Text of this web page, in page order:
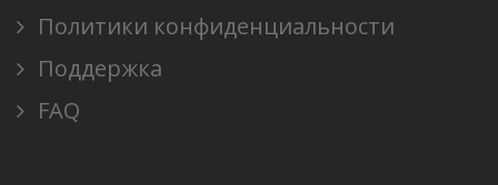
Политики конфиденциальности
Поддержка
FAQ